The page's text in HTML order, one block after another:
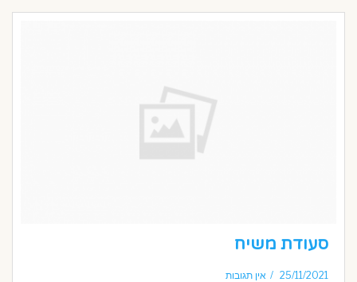
סעודת משיח
25/11/2021 אין תגובות